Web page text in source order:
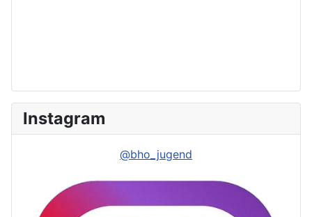
Instagram
@bho_jugend